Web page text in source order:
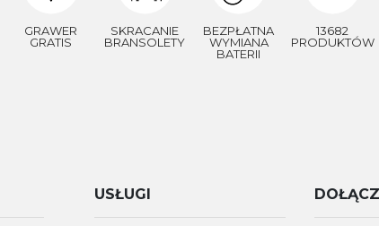
GRAWER
GRATIS
SKRACANIE
BRANSOLETY
BEZPŁATNA
WYMIANA
BATERII
13682
PRODUKTÓW
USŁUGI